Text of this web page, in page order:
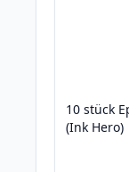
10 stück
(Ink Hero)